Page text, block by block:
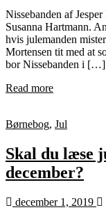
Nissebanden af
Susanna Hartmann.
hvis julemanden
Mortensen tit med at
bor Nissebanden i […]
Read more
Børnebog, Jul
Skal du læse
december?
december 1, 2019